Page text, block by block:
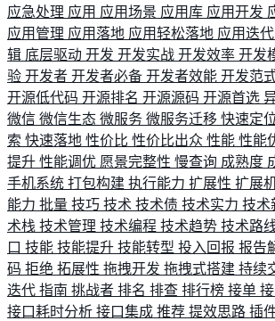
应急处理 应用 应用场景 应用库 应用开发
应用管理 应用落地 应用轻松落地 应用迭代
辑 底层驱动 开发 开发实战 开发效率 开发
验 开发者 开发者必备 开发者效能 开发范
开源低代码 开源排名 开源源码 开源首选
微信 微信生态 微服务 微服务迁移 快速定
索 快速落地 性价比 性价比出众 性能 性能
提升 性能调优 愿景完整性 慢查询 成熟度
手机系统 打包构建 执行能力 扩展性 扩展
能力 批量 技巧 技术 技术债 技术实力 技术
术栈 技术管理 技术编程 技术趋势 技术路
口 技能 技能提升 技能转型 投入回报 报告
码 拒绝 拓展性 拖拽开发 拖拽式搭建 持续
迭代 指南 挑战者 排名 排查 排行榜 接单
接口耗时分析 接口集成 推荐 提效思路 插